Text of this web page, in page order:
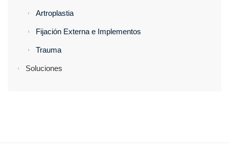
Artroplastia
Fijación Externa e Implementos
Trauma
Soluciones